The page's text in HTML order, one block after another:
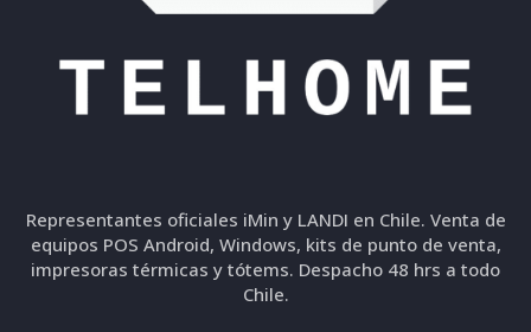
Representantes oficiales iMin y LANDI en Chile. Venta de
equipos POS Android, Windows, kits de punto de venta,
impresoras térmicas y tótems. Despacho 48 hrs a todo
Chile.